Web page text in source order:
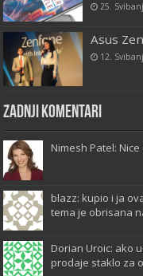
25.
Asus
12.
Zadnji komentari
Nimesh Patel: Nice
blazz: kupio i ja
tema je obrisana
Dorian Uroic: ako
prodaje staklo za